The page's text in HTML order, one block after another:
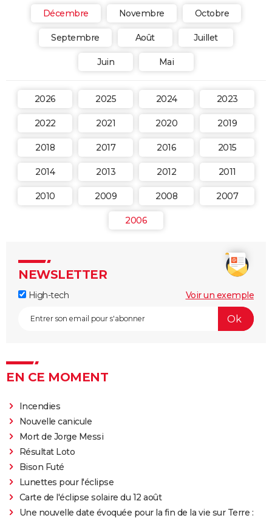
Décembre Novembre Octobre
Septembre Août Juillet
Juin Mai
2026 2025 2024 2023
2022 2021 2020 2019
2018 2017 2016 2015
2014 2013 2012 2011
2010 2009 2008 2007
2006
NEWSLETTER
High-tech Voir un exemple
EN CE MOMENT
Incendies
Nouvelle canicule
Mort de Jorge Messi
Résultat Loto
Bison Futé
Lunettes pour l'éclipse
Carte de l'éclipse solaire du 12 août
Une nouvelle date évoquée pour la fin de la vie sur Terre :